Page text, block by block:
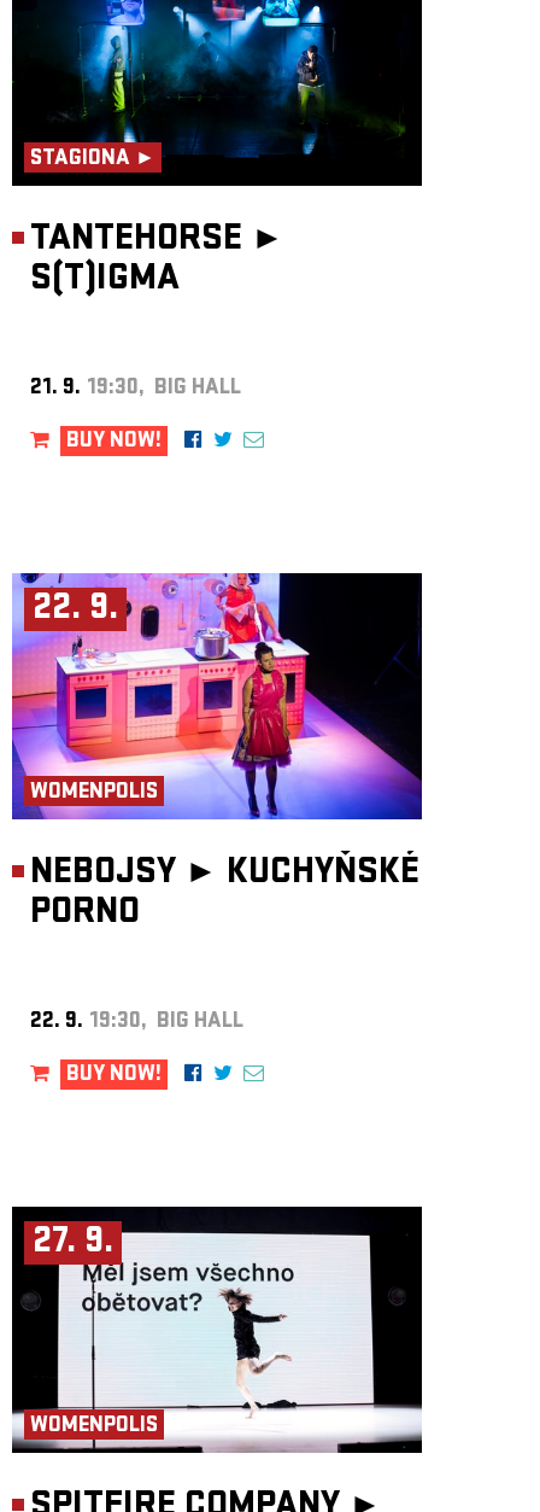
STAGIONA ►
TANTEHORSE ►
S(T)IGMA
21. 9. 19:30, BIG HALL
BUY NOW!
22. 9.
WOMENPOLIS
NEBOJSY ► KUCHYŇSKÉ
PORNO
22. 9. 19:30, BIG HALL
BUY NOW!
27. 9.
WOMENPOLIS